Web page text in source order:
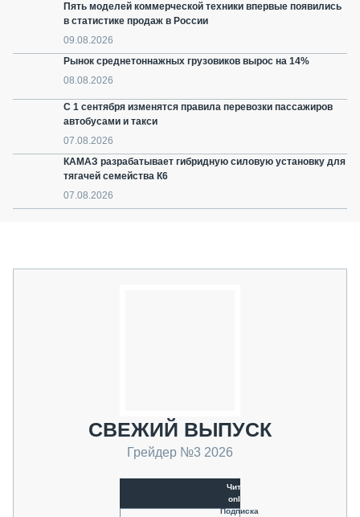
Пять моделей коммерческой техники впервые появились
в статистике продаж в России
09.08.2026
Рынок среднетоннажных грузовиков вырос на 14%
08.08.2026
С 1 сентября изменятся правила перевозки пассажиров
автобусами и такси
07.08.2026
КАМАЗ разрабатывает гибридную силовую установку для
тягачей семейства К6
07.08.2026
СВЕЖИЙ ВЫПУСК
Грейдер №3 2026
Читать
online
Подписка